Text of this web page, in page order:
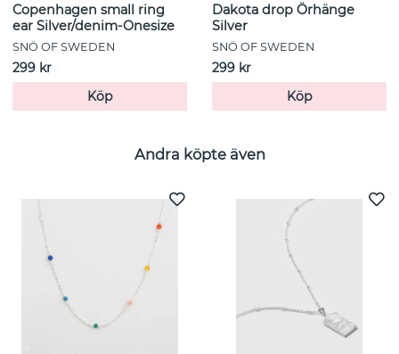
Copenhagen small ring
ear Silver/denim-Onesize
SNÖ OF SWEDEN
299 kr
Köp
Dakota drop Örhänge
Silver
SNÖ OF SWEDEN
299 kr
Köp
Andra köpte även